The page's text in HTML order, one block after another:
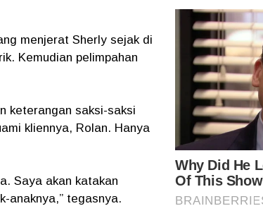
menjerat Sherly sejak di
Kemudian pelimpahan
keterangan saksi-saksi
kliennya, Rolan. Hanya
Saya akan katakan
anaknya,” tegasnya.